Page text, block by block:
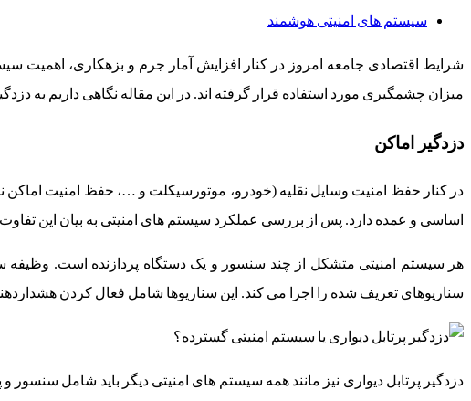
سیستم های امنیتی هوشمند
شرایط اقتصادی جامعه امروز در کنار افزایش آمار جرم و بزهکاری، اهمیت
میزان چشمگیری مورد استفاده قرار گرفته اند. در این مقاله نگاهی داریم به
دزدگیر اماکن
در کنار حفظ امنیت وسایل نقلیه (خودرو، موتورسیکلت و …، حفظ امنیت اماکن
اساسی و عمده دارد. پس از بررسی عملکرد سیستم های امنیتی به بیان این
هر سیستم امنیتی متشکل از چند سنسور و یک دستگاه پردازنده است.
سناریوهای تعریف شده را اجرا می کند. این سناریوها شامل فعال کردن
دزدگیر پرتابل دیواری نیز مانند همه سیستم های امنیتی دیگر باید شامل